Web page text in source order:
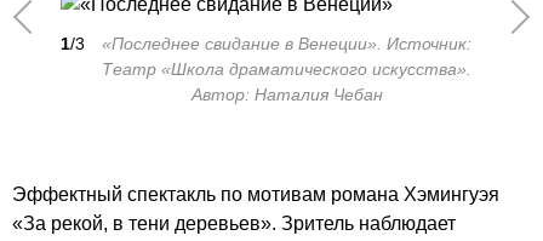
1/3
«Последнее свидание в Венеции». Источник:
Театр «Школа драматического искусства».
Автор: Наталия Чебан
Эффектный спектакль по мотивам романа Хэмингуэя
«За рекой, в тени деревьев». Зритель наблюдает